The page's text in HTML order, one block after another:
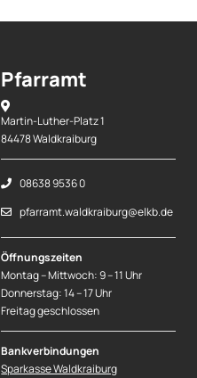
Pfarramt
Martin-Luther-Platz 1
84478 Waldkraiburg
08638 9536 0
pfarramt.waldkraiburg@elkb.de
Öffnungszeiten
Montag – Mittwoch: 9 – 11 Uhr
Donnerstag: 14 – 17 Uhr
Freitag geschlossen
Bankverbindungen
Sparkasse Waldkraiburg